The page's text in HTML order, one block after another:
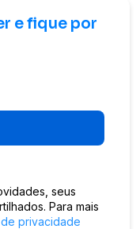
e fique por
seus
Para mais
privacidade